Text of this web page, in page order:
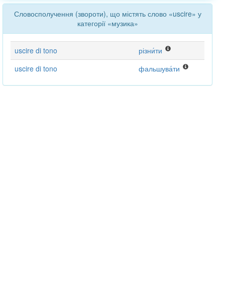
Словосполучення (звороти), що містять слово «uscire» у
категорії «музика»
uscire di tono
різни́ти
uscire di tono
фальшува́ти